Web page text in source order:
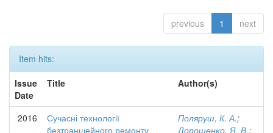
previous 1 next
Item hits:
Issue
Date
Title Author(s)
2016
Сучасні технології
безтраншейного ремонту
Поляруш, К. А.;
Дорошенко, Я. В.;